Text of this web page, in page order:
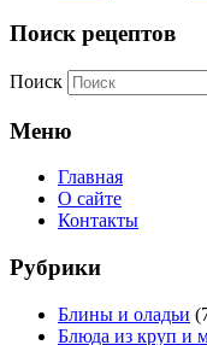
Поиск рецептов
Поиск
Меню
Главная
О сайте
Контакты
Рубрики
Блины и оладьи
Блюда из круп и